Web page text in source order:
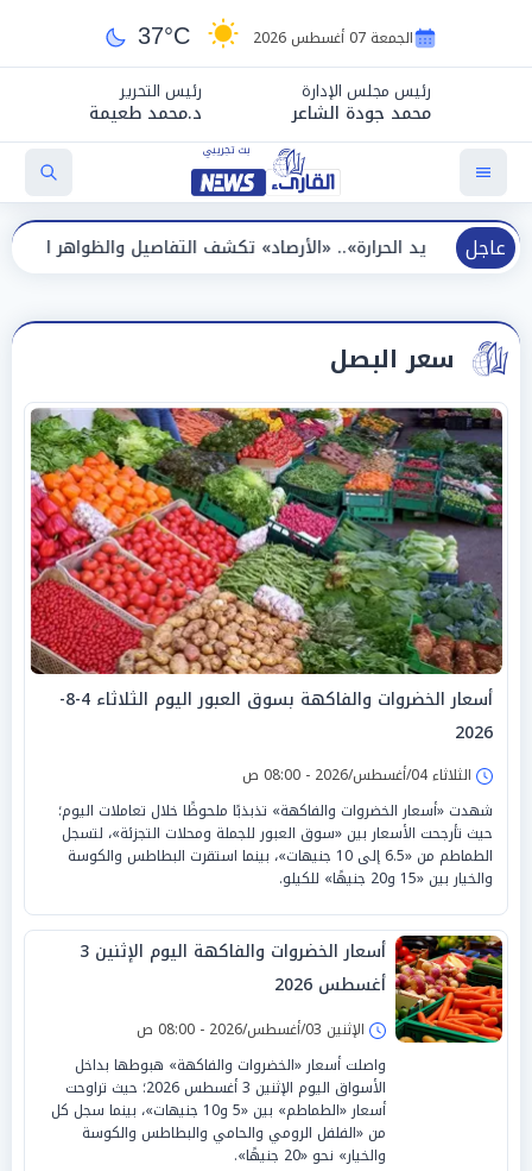
الجمعة 07 أغسطس 2026 37°C
رئيس مجلس الإدارة
محمد جودة الشاعر
رئيس التحرير
د.محمد طعيمة
عاجل«الأرصاد» تكشف التفاصيل والظواهر الجوية اليوم الجمعة
سعر البصل
أسعار الخضروات والفاكهة بسوق العبور اليوم الثلاثاء 4-8-
2026
الثلاثاء 04/أغسطس/2026 - 08:00 ص
شهدت «أسعار الخضروات والفاكهة» تذبذبًا ملحوظًا خلال تعاملات اليوم؛
حيث تأرجحت الأسعار بين «سوق العبور للجملة ومحلات التجزئة»، لتسجل
الطماطم من «6.5 إلى 10 جنيهات»، بينما استقرت البطاطس والكوسة
والخيار بين «15 و20 جنيهًا» للكيلو.
أسعار الخضروات والفاكهة اليوم الإثنين 3
أغسطس 2026
الإثنين 03/أغسطس/2026 - 08:00 ص
واصلت أسعار «الخضروات والفاكهة» هبوطها بداخل
الأسواق اليوم الإثنين 3 أغسطس 2026؛ حيث تراوحت
أسعار «الطماطم» بين «5 و10 جنيهات»، بينما سجل كل
من «الفلفل الرومي والحامي والبطاطس والكوسة
والخيار» نحو «20 جنيهًا».